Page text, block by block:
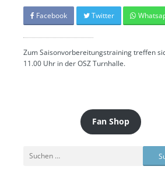
15.
MÄRZ
2024
-
UHR
Facebook Twitter
Zum Saisonvorbereitungstraining treffen
11.00 Uhr in der OSZ Turnhalle.
Fan Shop
Suchen